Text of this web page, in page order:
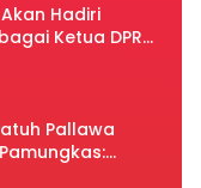
Hadiri
Ketua DPRD
Pallawa
Jadi